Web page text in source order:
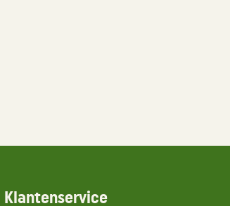
Klantenservice